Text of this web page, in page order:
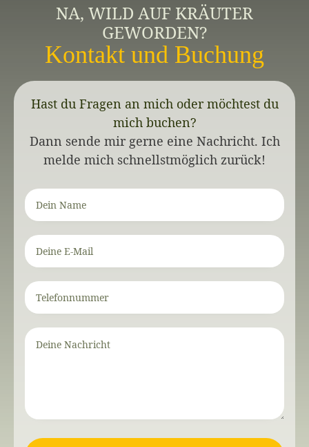
NA, WILD AUF KRÄUTER
GEWORDEN?
Kontakt und Buchung
Hast du Fragen an mich oder möchtest du
mich buchen?
Dann sende mir gerne eine Nachricht. Ich
melde mich schnellstmöglich zurück!